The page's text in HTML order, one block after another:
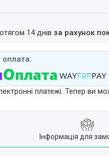
14 днівза рахунок
платежі. Тепер ви
Інформація для